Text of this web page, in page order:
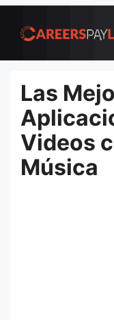
para
conteúdo
Las
Videos
Música